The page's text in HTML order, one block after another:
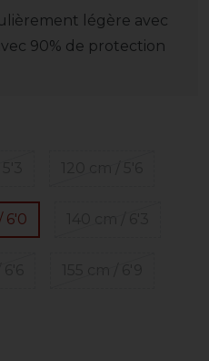
légère avec
90% de protection
6'0